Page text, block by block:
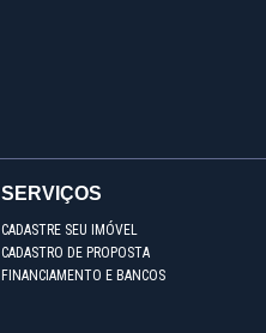
SERVIÇOS
CADASTRE SEU IMÓVEL
CADASTRO DE PROPOSTA
FINANCIAMENTO E BANCOS